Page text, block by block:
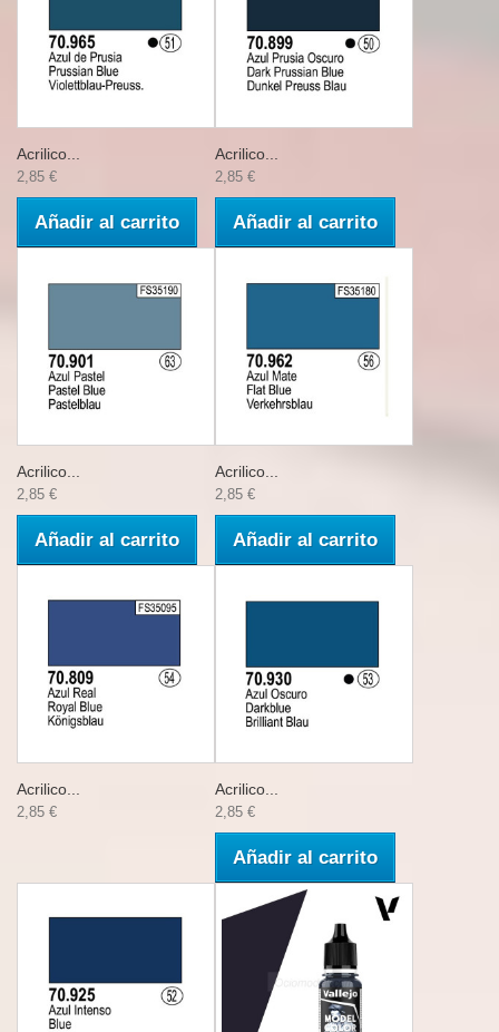
Acrilico...
2,85 €
Añadir al carrito
Acrilico...
2,85 €
Añadir al carrito
Acrilico...
2,85 €
Añadir al carrito
Acrilico...
2,85 €
Añadir al carrito
Acrilico...
2,85 €
Acrilico...
2,85 €
Añadir al carrito